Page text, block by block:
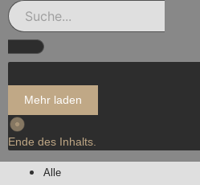
Mehr laden
Ende des Inhalts.
Alle